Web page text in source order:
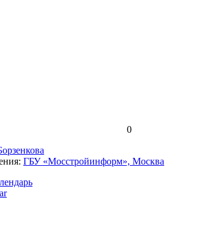
0
ГБУ «Мосстройинформ», Москва